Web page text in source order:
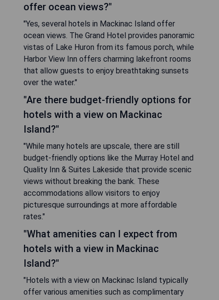
offer ocean views?"
"Yes, several hotels in Mackinac Island offer
ocean views. The Grand Hotel provides panoramic
vistas of Lake Huron from its famous porch, while
Harbor View Inn offers charming lakefront rooms
that allow guests to enjoy breathtaking sunsets
over the water."
"Are there budget-friendly options for
hotels with a view on Mackinac
Island?"
"While many hotels are upscale, there are still
budget-friendly options like the Murray Hotel and
Quality Inn & Suites Lakeside that provide scenic
views without breaking the bank. These
accommodations allow visitors to enjoy
picturesque surroundings at more affordable
rates."
"What amenities can I expect from
hotels with a view in Mackinac
Island?"
"Hotels with a view on Mackinac Island typically
offer various amenities such as complimentary